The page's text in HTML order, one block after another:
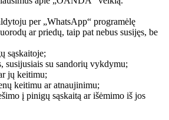
per „WhatsApp“ programėlę
ar priedų, taip pat nebus susijęs, be
sąskaitoje;
susijusiais su sandorių vykdymu;
jų keitimu;
keitimu ar atnaujinimu;
į pinigų sąskaitą ar išėmimo iš jos